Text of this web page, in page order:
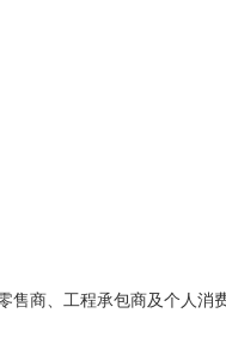
售商、工程承包商及个人消